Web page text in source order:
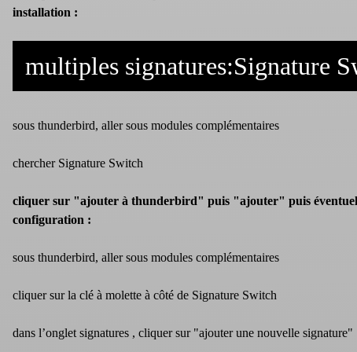
installation :
multiples signatures:Signature
sous thunderbird, aller sous modules complémentaires
chercher Signature Switch
cliquer sur "ajouter à thunderbird" puis "ajouter" puis
configuration :
sous thunderbird, aller sous modules complémentaires
cliquer sur la clé à molette à côté de Signature Switch
dans l’onglet signatures , cliquer sur "ajouter une nouvelle signature"